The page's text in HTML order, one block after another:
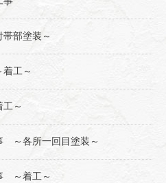
部塗装～
工～
～
～各所一回目塗装～
～着工～